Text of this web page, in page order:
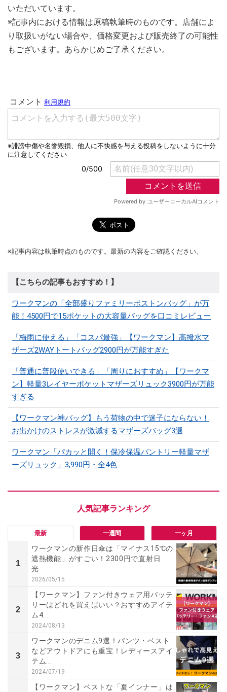
いただいています。
※記事内における情報は原稿執筆時のものです。店舗によ
り取扱いがない場合や、価格変更および販売終了の可能性
もございます。あらかじめご了承ください。
※記事内容は執筆時点のものです。最新の内容をご確認ください。
【こちらの記事もおすすめ！】
ワークマンの「全部盛りファミリーボストンバッグ」が万
能！4500円で15ポケットの大容量バッグを口コミレビュー
「梅雨に使える」「コスパ最強」【ワークマン】高撥水マ
ザーズ2WAYトートバッグ2900円が万能すぎた
「普通に普段使いできる」「周りにおすすめ」【ワークマ
ン】軽量3レイヤーポケットマザーズリュック3900円が万能
すぎる
【ワークマン神バッグ】もう荷物の中で迷子にならない！
お出かけのストレスが激減するマザーズバッグ3選
ワークマン「パカッと開く！保冷保温パントリー軽量マザ
ーズリュック」3,990円・全4色
最新 一週間 一ヶ月
1
ワークマンの新作日傘は「マイナス15℃の
遮熱機能」がすごい！2300円で直射日
光...
2026/05/15
2
【ワークマン】ファン付きウェア用バッテ
リーはどれを買えばいい？おすすめアイテ
ム4...
2024/08/13
3
ワークマンのデニム9選！パンツ・ベスト
などアウトドアにも重宝！レディースアイ
テム...
2024/07/19
【ワークマン】ベストな「夏インナー」は